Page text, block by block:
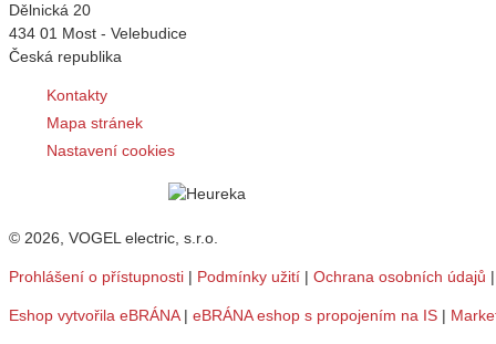
Dělnická 20
434 01 Most - Velebudice
Česká republika
Kontakty
Mapa stránek
Nastavení cookies
© 2026, VOGEL electric, s.r.o.
Prohlášení o přístupnosti | Podmínky užití | Ochrana osobních údajů
Eshop vytvořila eBRÁNA| eBRÁNA eshop s propojením na IS |